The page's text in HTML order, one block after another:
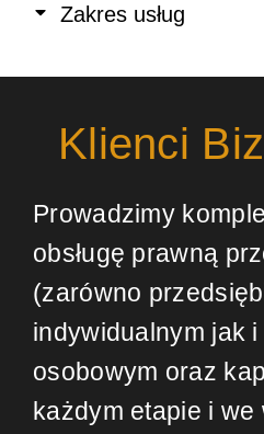
Zakres usług
Klienci
Prowadzimy
obsługę prawną
(zarówno
indywidualnym jak i
osobowym oraz
każdym etapie i we